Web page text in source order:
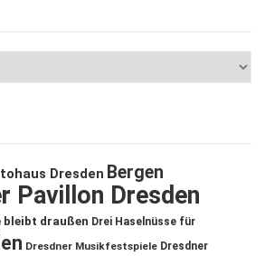
Dresden Bergen
Pavillon Dresden
bleibt draußen Drei Haselnüsse für
Dresdner Musikfestspiele Dresdner